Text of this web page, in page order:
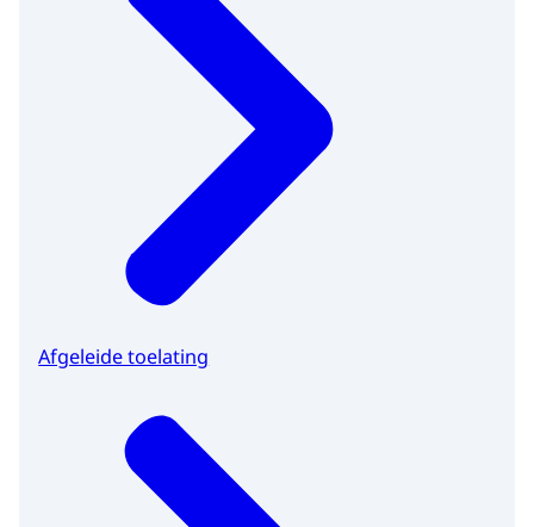
Afgeleide toelating